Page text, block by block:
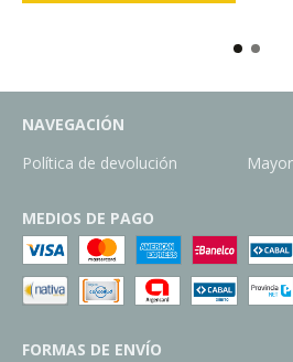
NAVEGACIÓN
Política de devolución
MEDIOS DE PAGO
FORMAS DE ENVÍO